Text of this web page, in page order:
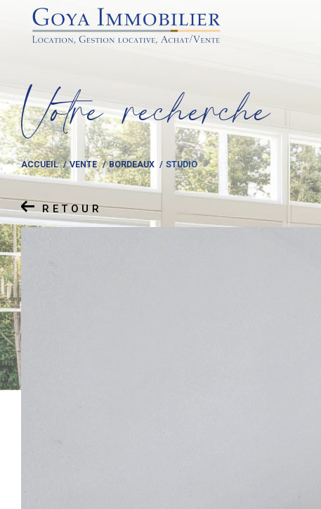
Votre recherche
ACCUEIL VENTE BORDEAUX STUDIO
RETOUR